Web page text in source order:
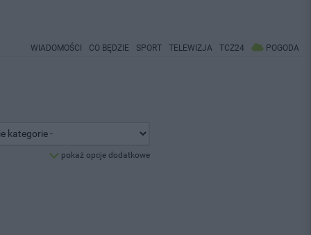
WIADOMOŚCI CO BĘDZIE SPORT TELEWIZJA TCZ24 POGODA
pokaż opcje dodatkowe